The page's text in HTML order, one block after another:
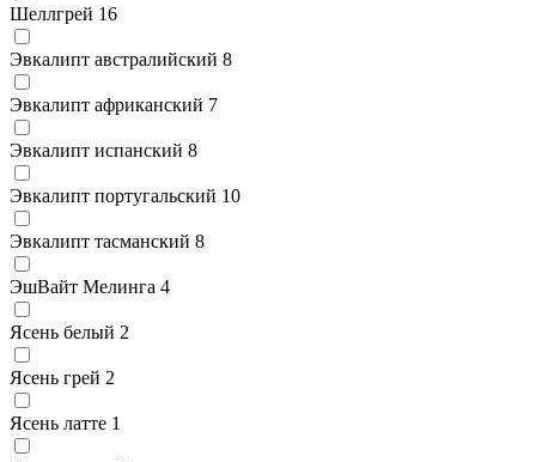
Шеллгрей 16
Эвкалипт австралийский 8
Эвкалипт африканский 7
Эвкалипт испанский 8
Эвкалипт португальский 10
Эвкалипт тасманский 8
ЭшВайт Мелинга 4
Ясень белый 2
Ясень грей 2
Ясень латте 1